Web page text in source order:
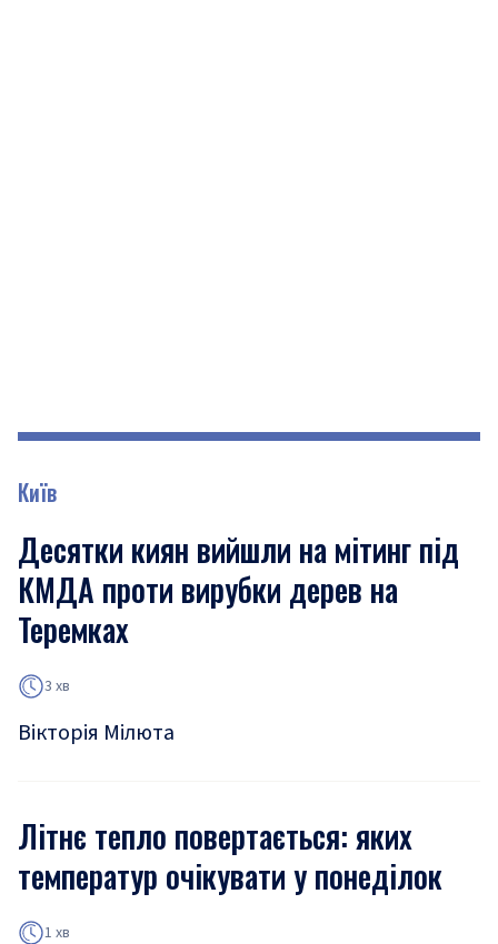
Київ
Десятки киян вийшли на мітинг під
КМДА проти вирубки дерев на
Теремках
3 хв
Вікторія Мілюта
Літнє тепло повертається: яких
температур очікувати у понеділок
1 хв